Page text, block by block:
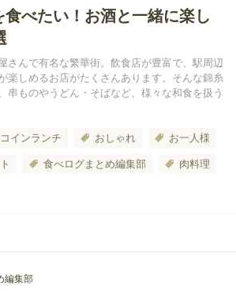
べたい！お酒と一緒に楽し
さんで有名な繁華街。飲食店が豊富で、駅周辺
楽しめるお店がたくさんあります。そんな錦糸
串ものやうどん・そばなど、様々な和食を扱う
インランチ おしゃれ お一人様
食べログまとめ編集部 肉料理
編集部